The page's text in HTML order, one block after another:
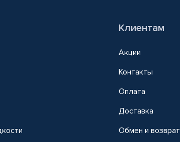
Клиентам
Акции
Контакты
Оплата
Доставка
Обмен и возврат